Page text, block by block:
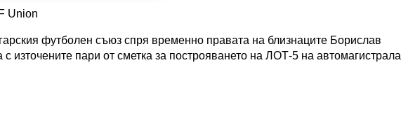
футболен съюз спря временно правата на близнаците Борислав
източените пари от сметка за построяването на ЛОТ-5 на автомагистрала